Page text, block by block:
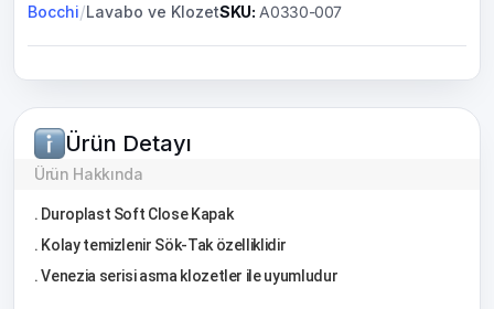
Bocchi/Lavabo ve KlozetSKU: A0330-007
Ürün Detayı
Ürün Hakkında
. Duroplast Soft Close Kapak
. Kolay temizlenir Sök-Tak özelliklidir
. Venezia serisi asma klozetler ile uyumludur